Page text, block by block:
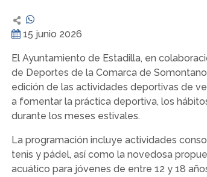
15 junio 2026
El Ayuntamiento de Estadilla, en
de Deportes de la Comarca de
edición de las actividades deportivas de
a fomentar la práctica deportiva, los
durante los meses estivales.
La programación incluye actividades
tenis y pádel, así como la novedosa
acuático para jóvenes de entre 12 y 18